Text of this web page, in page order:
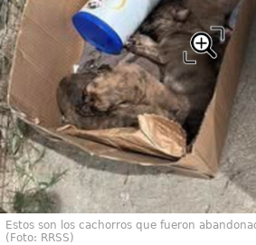
Estos son los cachorros que fueron
(Foto: RRSS)